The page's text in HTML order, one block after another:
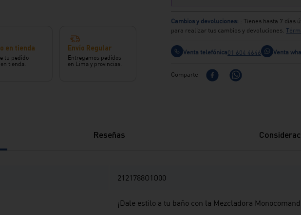
en tienda
tu pedido
tienda.
Envío Regular
Entregamos pedidos
en Lima y provincias.
Cambios y devoluciones: : Tienes hasta 7 días
para realizar tus cambios y devoluciones.
Venta telefónica01 604 4646 Venta
Comparte
Reseñas
2121788O1O00
¡Dale estilo a tu baño con la Mezcladora